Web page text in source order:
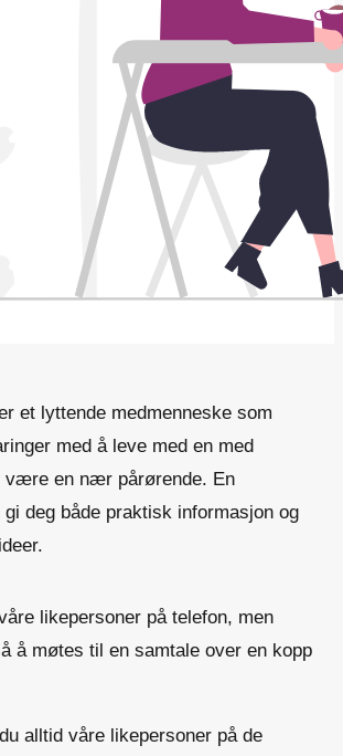
et lyttende medmenneske som
med å leve med en med
være en nær pårørende. En
deg både praktisk informasjon og
likepersoner på telefon, men
å møtes til en samtale over en kopp
alltid våre likepersoner på de